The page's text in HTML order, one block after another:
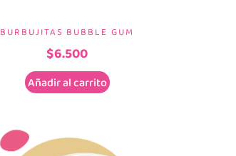
BURBUJITAS BUBBLE GUM
$6.500
Añadir al carrito